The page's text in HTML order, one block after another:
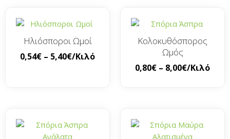
Ηλιόσποροι Ωμοί
0,54€ – 5,40€/Κιλό
Κολοκυθόσπορος
Ωμός
0,80€ – 8,00€/Κιλό